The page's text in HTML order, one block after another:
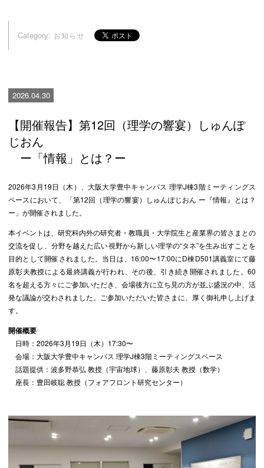
Category: お知らせ
2026.04.30
【開催報告】第12回（理学の響宴）しゅんぽ
じおん
ー「情報」とは？ー
2026年3月19日（木）、大阪大学豊中キャンパス 理学J棟3階ミーティングス
ペースにおいて、「第12回（理学の響宴）しゅんぽじおん ー『情報』とは？
ー」が開催されました。
本イベントは、研究科内外の研究者・教職員・大学院生と産業界の皆さまとの
交流を促し、分野を越えた広い視野から新しい理学の“タネ”を生み出すことを
目的として開催されました。当日は、16:00〜17:00にD棟D501講義室にて藤
原彰夫教授による最終講義が行われ、その後、引き続き開催されました。60
名を超える方々にご参加いただき、会場後方に立ち見の方が並ぶ盛況の中、活
発な議論が交わされました。ご参加いただいた皆さまに、厚く御礼申し上げま
す。
開催概要
日時：2026年3月19日（木）17:30〜
会場：大阪大学豊中キャンパス 理学J棟3階ミーティングスペース
話題提供：波多野恭弘 教授（宇宙地球）、藤原彰夫 教授（数学）
座長：豊田岐聡 教授（フォアフロント研究センター）